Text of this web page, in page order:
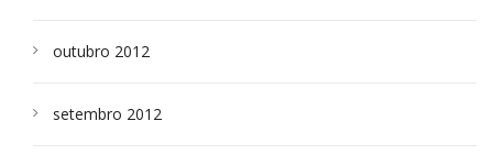
outubro 2012
setembro 2012